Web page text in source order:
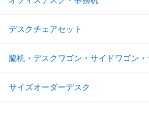
デスクチェアセット
脇机・デスクワゴン・サイドワゴン
サイズオーダーデスク